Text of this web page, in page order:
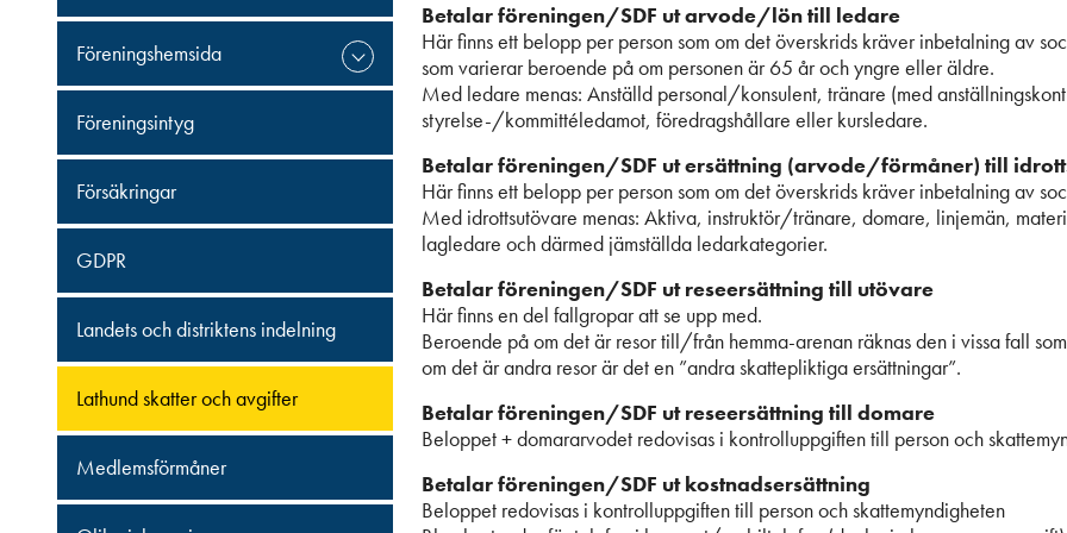
Föreningshemsida
Föreningsintyg
Försäkringar
GDPR
Landets och distriktens indelning
Lathund skatter och avgifter
Medlemsförmåner
Betalar föreningen/SDF ut arvode/lön till ledare
Här finns ett belopp per person som om det överskrids kräver inbetalning av
som varierar beroende på om personen är 65 år och yngre eller äldre.
Med ledare menas: Anställd personal/konsulent, tränare (med
styrelse-/kommittéledamot, föredragshållare eller kursledare.
Betalar föreningen/SDF ut ersättning (arvode/förmåner) till
Här finns ett belopp per person som om det överskrids kräver inbetalning av
Med idrottsutövare menas: Aktiva, instruktör/tränare, domare, linjemän,
lagledare och därmed jämställda ledarkategorier.
Betalar föreningen/SDF ut reseersättning till utövare
Här finns en del fallgropar att se upp med.
Beroende på om det är resor till/från hemma-arenan räknas den i vissa fall
om det är andra resor är det en ”andra skattepliktiga ersättningar”.
Betalar föreningen/SDF ut reseersättning till domare
Beloppet + domararvodet redovisas i kontrolluppgiften till person och
Betalar föreningen/SDF ut kostnadsersättning
Beloppet redovisas i kontrolluppgiften till person och skattemyndigheten